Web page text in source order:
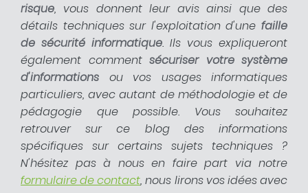
risque, vous donnent leur avis ainsi que des
détails techniques sur l'exploitation d'une faille
de sécurité informatique. Ils vous expliqueront
également comment sécuriser votre système
d'informations ou vos usages informatiques
particuliers, avec autant de méthodologie et de
pédagogie que possible. Vous souhaitez
retrouver sur ce blog des informations
spécifiques sur certains sujets techniques ?
N'hésitez pas à nous en faire part via notre
formulaire de contact, nous lirons vos idées avec